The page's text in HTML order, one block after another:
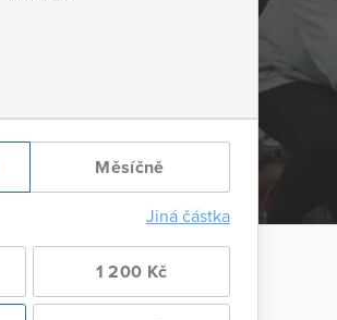
Měsíčně
Jiná částka
1 200 Kč